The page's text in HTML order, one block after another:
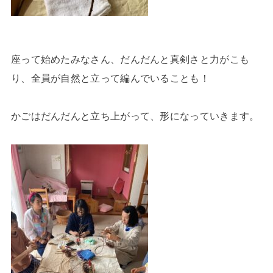
座って始めたみなさん、だんだんと真剣さと力がこも
り、全員が自然と立って編んでいることも！
かごはだんだんと立ち上がって、形になっていきます。